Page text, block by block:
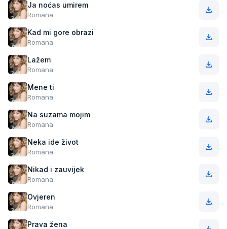
Ja noćas umirem
Romana
Kad mi gore obrazi
Romana
Lažem
Romana
Mene ti
Romana
Na suzama mojim
Romana
Neka ide život
Romana
Nikad i zauvijek
Romana
Ovjeren
Romana
Prava žena